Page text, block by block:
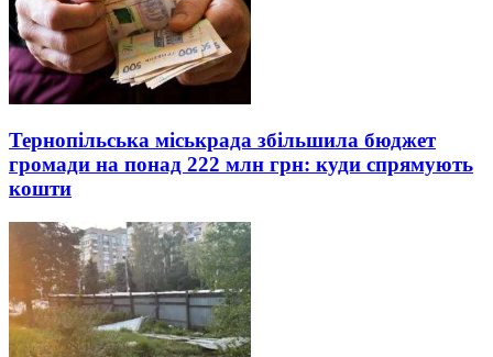
Тернопільська міськрада збільшила бюджет
громади на понад 222 млн грн: куди спрямують
кошти